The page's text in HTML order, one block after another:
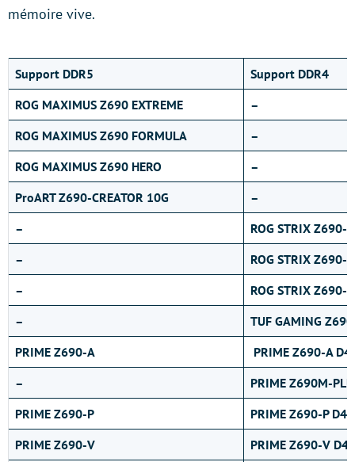
mémoire vive.
Support DDR5
Support DDR4
ROG MAXIMUS Z690 EXTREME
–
ROG MAXIMUS Z690 FORMULA
–
ROG MAXIMUS Z690 HERO
–
ProART Z690-CREATOR 10G
–
–
ROG STRIX Z690-
–
ROG STRIX Z690-
–
ROG STRIX Z690-
–
TUF GAMING
PRIME Z690-A
PRIME Z690-A D4
–
PRIME Z690M-
PRIME Z690-P
PRIME Z690-P D4
PRIME Z690-V
PRIME Z690-V D4